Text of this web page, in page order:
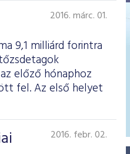
2016. márc. 01.
9,1 milliárd forintra
előző hónaphoz
fel. Az első helyet
2016. febr. 02.